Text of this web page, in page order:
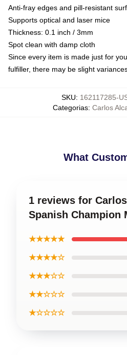
Anti-fray edges and pill-resistant
Supports optical and laser mice
Thickness: 0.1 inch / 3mm
Spot clean with damp cloth
Since every item is made just for
fulfiller, there may be slight
SKU: 162117285-
Categorias: Carlos
What
1 reviews for
Spanish Champion
★★★★★
★★★★☆
★★★☆☆
★★☆☆☆
★☆☆☆☆